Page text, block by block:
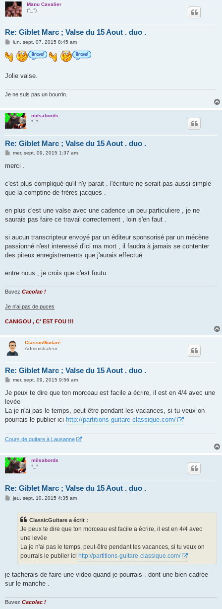
Manu Cavalier
(°_°)
Re: Giblet Marc ; Valse du 15 Aout . duo .
M
s
s
e
lun. sept. 07, 2015 8:45 am
Jolie valse.
Je ne suis pas un bourrin.
milsabords
*_*
Re: Giblet Marc ; Valse du 15 Aout . duo .
M
s
g
mer. sept. 09, 2015 1:37 am
merci .
c'est plus compliqué qu'il n'y parait . l'écriture ne serait pas aussi simple
que la comptine de frères jacques .
en plus c'est une valse avec une cadence un peu particuliere , je ne
saurais pas faire ce travail correctement , loin s'en faut .
si aucun transcripteur envoyé par un éditeur sponsorisé par un mécène
passionné n'est interessé d'ici ma mort , il faudra à jamais se contenter
des piteux enregistrements que j'aurais effectué.
entre nous , je crois que c'est foutu .
Buvez Cacolac !
Je n'ai pas de puces
CANIGOU , C' EST FOU !!!
ClassicGuitare
Administrateur
Re: Giblet Marc ; Valse du 15 Aout . duo .
M
s
a
g
e
mer. sept. 09, 2015 9:56 am
Je peux te dire que ton morceau est facile a écrire, il est en 4/4 avec une
levée
La je n'ai pas le temps, peut-être pendant les vacances, si tu veux on
pourrais le publier ici http://partitions-guitare-classique.com/
Cours de guitare à Lausanne
milsabords
*_*
Re: Giblet Marc ; Valse du 15 Aout . duo .
Mjeu. sept. 10, 2015 4:35 am
ClassicGuitare a écrit :
Je peux te dire que ton morceau est facile a écrire, il est en 4/4 avec
une levée
La je n'ai pas le temps, peut-être pendant les vacances, si tu veux on
pourrais le publier ici http://partitions-guitare-classique.com/
je tacherais de faire une video quand je pourrais . dont une bien cadrée
sur le manche .
Buvez Cacolac !